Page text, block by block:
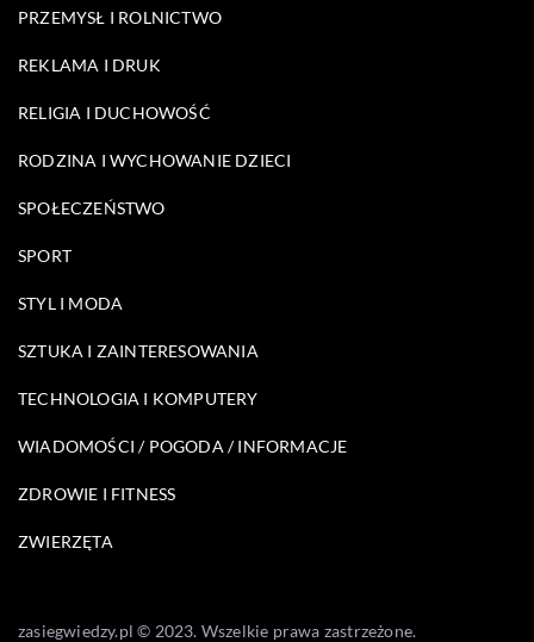
PRZEMYSŁ I ROLNICTWO
REKLAMA I DRUK
RELIGIA I DUCHOWOŚĆ
RODZINA I WYCHOWANIE DZIECI
SPOŁECZEŃSTWO
SPORT
STYL I MODA
SZTUKA I ZAINTERESOWANIA
TECHNOLOGIA I KOMPUTERY
WIADOMOŚCI / POGODA / INFORMACJE
ZDROWIE I FITNESS
ZWIERZĘTA
zasiegwiedzy.pl © 2023. Wszelkie prawa zastrzeżone.